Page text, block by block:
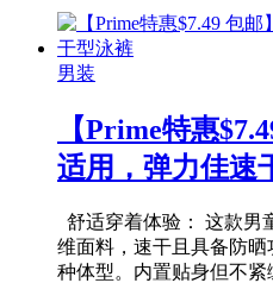
男装
【Prime特惠
适用，弹力佳速
舒适穿着体验： 这款男
维面料，速干且具备防
种体型。内置贴身但不